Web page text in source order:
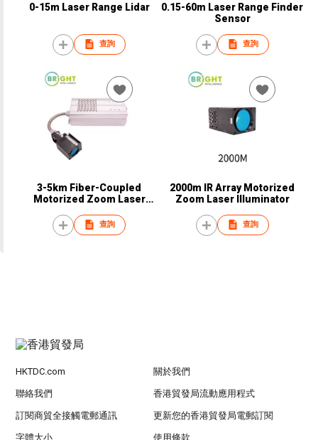
0-15m Laser Range Lidar
查詢
0.15-60m Laser Range Finder
Sensor
查詢
3-5km Fiber-Coupled
Motorized Zoom Laser
查詢
2000m IR Array Motorized
Zoom Laser Illuminator
查詢
HKTDC.com 關於我們
聯絡我們 香港貿發局流動應用程式
訂閱商貿全接觸電郵通訊 更新您的香港貿發局電郵訂閱
字體大小 使用條款